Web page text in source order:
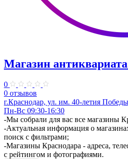
Магазин
0
0 отзывов
г.Краснодар, ​ул. им. 40-летия
Пн-Вс 09:30-16:30
-Мы собрали для вас все магазины
-Актуальная информация о
поиск с фильтрами;
-Магазины Краснодара - адреса,
с рейтингом и фотографиями.